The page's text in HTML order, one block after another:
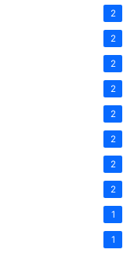
2
2
2
2
2
2
2
2
1
1